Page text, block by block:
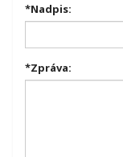
*Nadpis:
*Zpráva: